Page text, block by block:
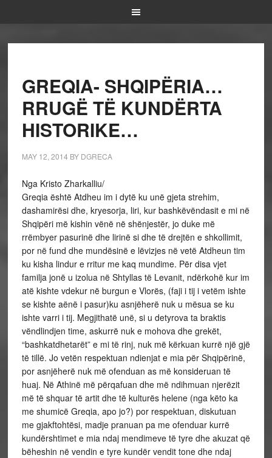
GREQIA- SHQIPËRIA…
RRUGË TË KUNDËRTA
HISTORIKE…
MAY 12, 2014 BY DGRECA
Nga Kristo Zharkalliu/
Greqia është Atdheu im i dytë ku unë gjeta strehim,
dashamirësi dhe, kryesorja, liri, kur bashkëvëndasit e mi në
Shqipëri më kishin vënë në shënjestër, jo duke më
rrëmbyer pasurinë dhe lirinë si dhe të drejtën e shkollimit,
por në fund dhe mundësinë e lëvizjes në vetë Atdheun tim
ku kisha lindur e rritur me kaq mundime. Për disa vjet
familja jonë u izolua në Shtyllas të Levanit, ndërkohë kur im
atë kishte vdekur në burgun e Vlorës, (faji i tij i vetëm ishte
se kishte aënë i pasur)ku asnjëherë nuk u mësua se ku
ishte varri i tij. Megjithatë unë, si u detyrova ta braktis
vëndlindjen time, askurrë nuk e mohova dhe grekët,
“bashkatdhetarët” e mi të rinj, nuk më kërkuan kurrë një gjë
të tillë. Jo vetën respektuan ndienjat e mia për Shqipërinë,
por asnjëherë nuk më ofenduan as më konsideruan të
huaj. Në Athinë më përqafuan dhe më ndihmuan njerëzit
më të shquar të artit dhe të kulturës helene (nga këto ka
me shumicë Greqia, apo jo?) por respektuan, diskutuan
me gjakftohtësi, madje pranuan pa me ofenduar kurrë
kundërshtimet e mia ndaj mendimeve të tyre dhe akuzat që
bëheshin në vendin e tyre kundër vendit tone dhe ndaj